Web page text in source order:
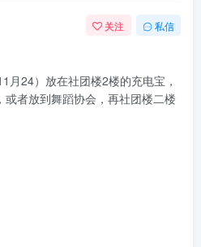
关注 私信
月24）放在社团楼2楼的充电宝，
者放到舞蹈协会，再社团楼二楼